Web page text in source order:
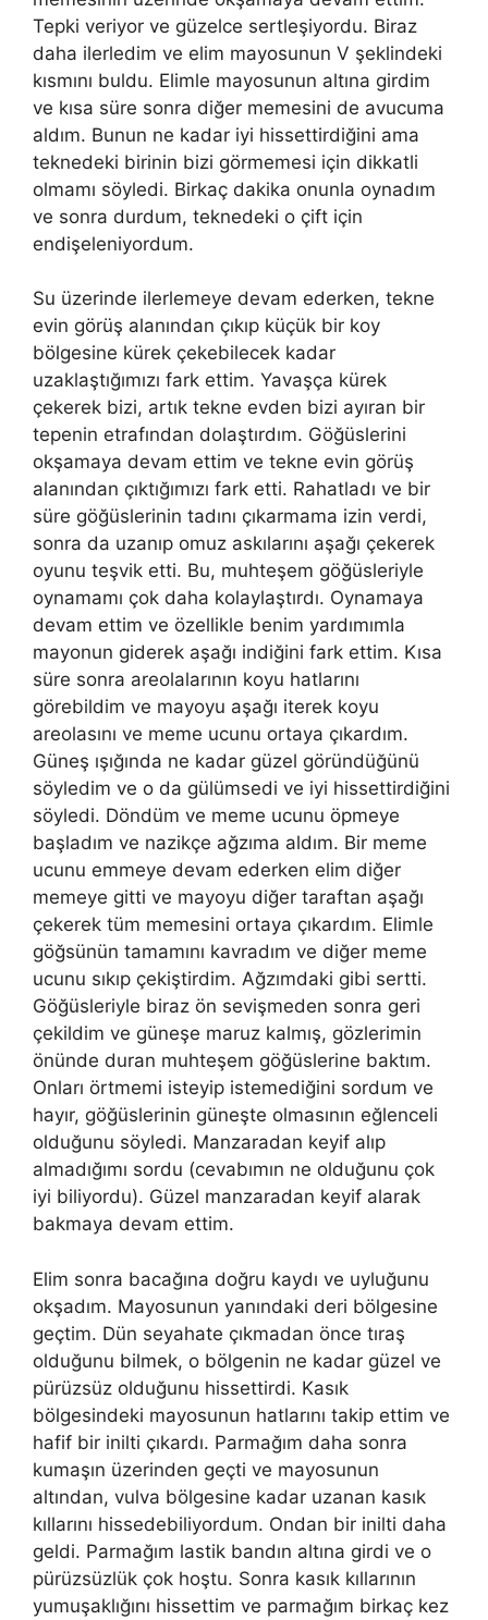
Tepki veriyor ve güzelce sertleşiyordu. Biraz
daha ilerledim ve elim mayosunun V şeklindeki
kısmını buldu. Elimle mayosunun altına girdim
ve kısa süre sonra diğer memesini de avucuma
aldım. Bunun ne kadar iyi hissettirdiğini ama
teknedeki birinin bizi görmemesi için dikkatli
olmamı söyledi. Birkaç dakika onunla oynadım
ve sonra durdum, teknedeki o çift için
endişeleniyordum.
Su üzerinde ilerlemeye devam ederken, tekne
evin görüş alanından çıkıp küçük bir koy
bölgesine kürek çekebilecek kadar
uzaklaştığımızı fark ettim. Yavaşça kürek
çekerek bizi, artık tekne evden bizi ayıran bir
tepenin etrafından dolaştırdım. Göğüslerini
okşamaya devam ettim ve tekne evin görüş
alanından çıktığımızı fark etti. Rahatladı ve bir
süre göğüslerinin tadını çıkarmama izin verdi,
sonra da uzanıp omuz askılarını aşağı çekerek
oyunu teşvik etti. Bu, muhteşem göğüsleriyle
oynamamı çok daha kolaylaştırdı. Oynamaya
devam ettim ve özellikle benim yardımımla
mayonun giderek aşağı indiğini fark ettim. Kısa
süre sonra areolalarının koyu hatlarını
görebildim ve mayoyu aşağı iterek koyu
areolasını ve meme ucunu ortaya çıkardım.
Güneş ışığında ne kadar güzel göründüğünü
söyledim ve o da gülümsedi ve iyi hissettirdiğini
söyledi. Döndüm ve meme ucunu öpmeye
başladım ve nazikçe ağzıma aldım. Bir meme
ucunu emmeye devam ederken elim diğer
memeye gitti ve mayoyu diğer taraftan aşağı
çekerek tüm memesini ortaya çıkardım. Elimle
göğsünün tamamını kavradım ve diğer meme
ucunu sıkıp çekiştirdim. Ağzımdaki gibi sertti.
Göğüsleriyle biraz ön sevişmeden sonra geri
çekildim ve güneşe maruz kalmış, gözlerimin
önünde duran muhteşem göğüslerine baktım.
Onları örtmemi isteyip istemediğini sordum ve
hayır, göğüslerinin güneşte olmasının eğlenceli
olduğunu söyledi. Manzaradan keyif alıp
almadığımı sordu (cevabımın ne olduğunu çok
iyi biliyordu). Güzel manzaradan keyif alarak
bakmaya devam ettim.
Elim sonra bacağına doğru kaydı ve uyluğunu
okşadım. Mayosunun yanındaki deri bölgesine
geçtim. Dün seyahate çıkmadan önce tıraş
olduğunu bilmek, o bölgenin ne kadar güzel ve
pürüzsüz olduğunu hissettirdi. Kasık
bölgesindeki mayosunun hatlarını takip ettim ve
hafif bir inilti çıkardı. Parmağım daha sonra
kumaşın üzerinden geçti ve mayosunun
altından, vulva bölgesine kadar uzanan kasık
kıllarını hissedebiliyordum. Ondan bir inilti daha
geldi. Parmağım lastik bandın altına girdi ve o
pürüzsüzlük çok hoştu. Sonra kasık kıllarının
yumuşaklığını hissettim ve parmağım birkaç kez